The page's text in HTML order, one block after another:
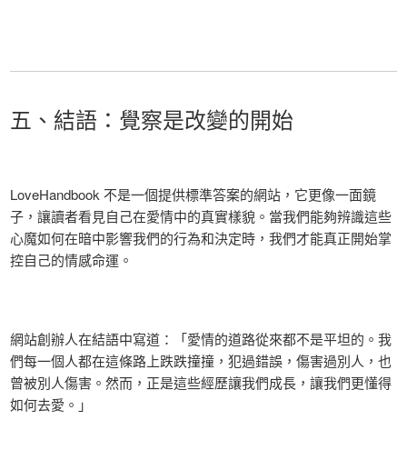
五、結語：覺察是改變的開始
LoveHandbook 不是一個提供標準答案的網站，它更像一面鏡
子，讓讀者看見自己在愛情中的真實樣貌。當我們能夠辨識這些
心魔如何在暗中影響我們的行為和決定時，我們才能真正開始掌
控自己的情感命運。
網站創辦人在結語中寫道：「愛情的道路從來都不是平坦的。我
們每一個人都在這條路上跌跌撞撞，犯過錯誤，傷害過別人，也
曾被別人傷害。然而，正是這些經歷讓我們成長，讓我們更懂得
如何去愛。」